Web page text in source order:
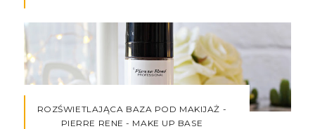
ROZŚWIETLAJĄCA BAZA POD MAKIJAŻ -
PIERRE RENE - MAKE UP BASE